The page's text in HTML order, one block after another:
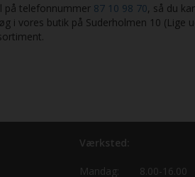
på telefonnummer 87 10 98 70, så du
i vores butik på Suderholmen 10 (Lige
Værksted:
Mandag:
8.00-16.00